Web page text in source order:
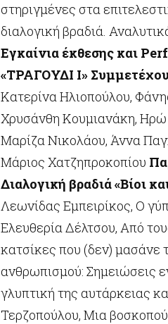
στηριγμένες στα
διαλογική βραδιά.
Εγκαίνια έκθεσης και
«ΤΡΑΓΟΥΔΙ Ι»
Κατερίνα Ηλιοπούλου,
Χρυσάνθη Κουμιανάκη,
Μαρίζα Νικολάου, Άννα
Μάριος Χατζηπροκοπίου
Διαλογική βραδιά «Βίοι
Λεωνίδας Εμπειρίκος, Ο
Ελευθερία Δέλτσου, Από
κατσίκες που (δεν) μασάνε
ανθρωπισμού: Σημειώσεις
γλυπτική της αυτάρκειας
Τερζοπούλου, Μια